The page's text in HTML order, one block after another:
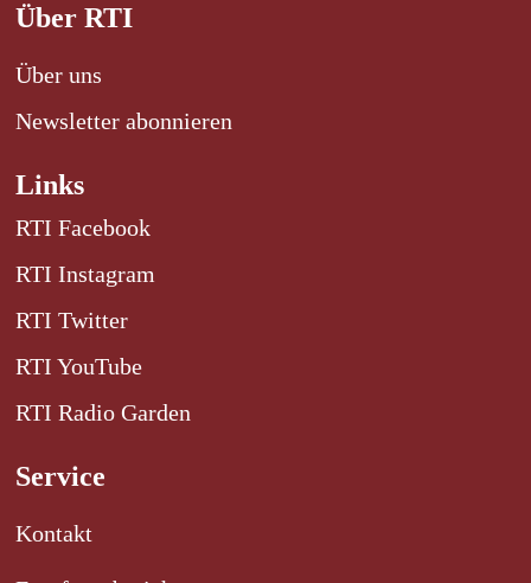
Über RTI
Über uns
Newsletter abonnieren
Links
RTI Facebook
RTI Instagram
RTI Twitter
RTI YouTube
RTI Radio Garden
Service
Kontakt